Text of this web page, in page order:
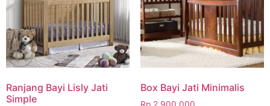
Ranjang Bayi Lisly Jati
Simple
Box Bayi Jati Minimalis